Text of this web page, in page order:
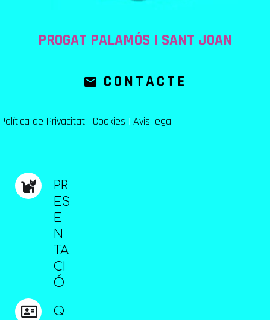
PROGAT PALAMÓS I SANT JOAN
CONTACTE
Política de Privacitat | Cookies | Avis legal
PR
ES
E
N
TA
CI
Ó
Q